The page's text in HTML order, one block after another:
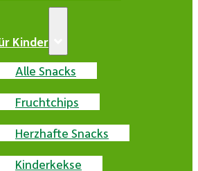
Kinder
Alle Snacks
Fruchtchips
Herzhafte Snacks
Kinderkekse